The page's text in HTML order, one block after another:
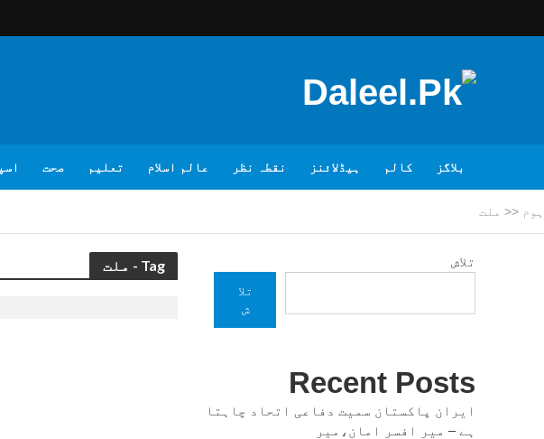
بلاگز کالم ہیڈلائنز نقطہ نظر عالم اسلام تعلیم صحت
ہوم << ملت
Tag - ملت تلاش
تلا
ش
Recent Posts
ایران پاکستان سمیت دفاعی اتحاد چاہتا
ہے – میر افسر امان،میر